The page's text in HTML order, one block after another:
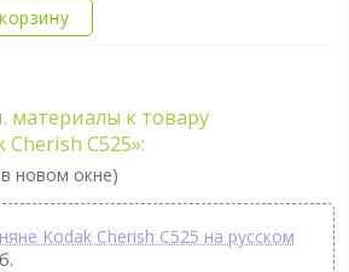
материалы к товару
C525»:
новом окне)
Kodak Cherish C525 на русском